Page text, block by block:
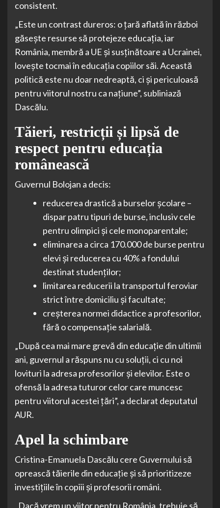
consistent.
„Este un contrast dureros: o țară aflată în război
găsește resurse să protejeze educația, iar
România, membră a UE și susținătoare a Ucrainei,
lovește tocmai în educația copiilor săi. Această
politică este nu doar nedreaptă, ci și periculoasă
pentru viitorul nostru ca națiune”, subliniază
Dascălu.
Tăieri, restricții și lipsă de
respect pentru educația
românească
Guvernul Bolojan a decis:
reducerea drastică a burselor școlare –
dispar patru tipuri de burse, inclusiv cele
pentru olimpici și cele monoparentale;
eliminarea a circa 170.000 de burse pentru
elevi și reducerea cu 40% a fondului
destinat studenților;
limitarea reducerii la transportul feroviar
strict între domiciliu și facultate;
creșterea normei didactice a profesorilor,
fără o compensație salarială.
„După cea mai mare grevă din educație din ultimii
ani, guvernul a răspuns nu cu soluții, ci cu noi
lovituri la adresa profesorilor și elevilor. Este o
ofensă la adresa tuturor celor care muncesc
pentru viitorul acestei țări”, a declarat deputatul
AUR.
Apel la schimbare
Cristina-Emanuela Dascălu cere Guvernului să
oprească tăierile din educație și să prioritizeze
investițiile în copiii și profesorii români.
„Dacă vrem un viitor pentru România, trebuie să